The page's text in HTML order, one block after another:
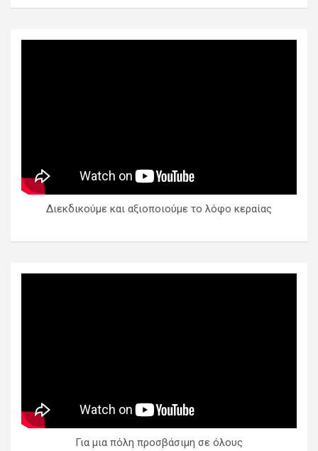
Διεκδικούμε και αξιοποιούμε το λόφο κεραίας
Για μια πόλη προσβάσιμη σε όλους